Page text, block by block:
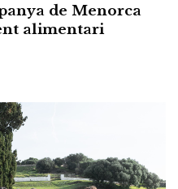
de Menorca
alimentari